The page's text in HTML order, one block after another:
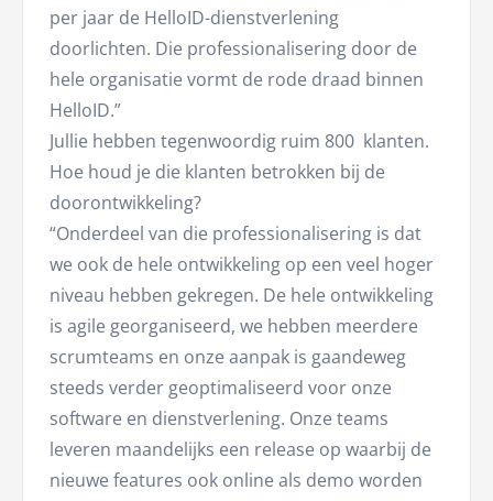
per jaar de HelloID-dienstverlening
doorlichten. Die professionalisering door de
hele organisatie vormt de rode draad binnen
HelloID.”
Jullie hebben tegenwoordig ruim 800 klanten.
Hoe houd je die klanten betrokken bij de
doorontwikkeling?
“Onderdeel van die professionalisering is dat
we ook de hele ontwikkeling op een veel hoger
niveau hebben gekregen. De hele ontwikkeling
is agile georganiseerd, we hebben meerdere
scrumteams en onze aanpak is gaandeweg
steeds verder geoptimaliseerd voor onze
software en dienstverlening. Onze teams
leveren maandelijks een release op waarbij de
nieuwe features ook online als demo worden